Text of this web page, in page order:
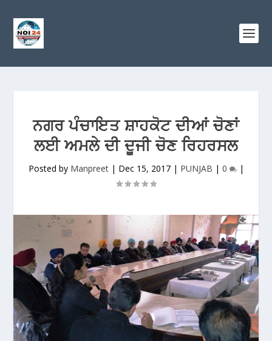
ਨਗਰ ਪੰਚਾਇਤ ਸ਼ਾਹਕੋਟ ਦੀਆਂ ਚੋਣਾਂ
ਲਈ ਅਮਲੇ ਦੀ ਦੂਜੀ ਚੋਣ ਰਿਹਰਸਲ
Posted by Manpreet| Dec 15, 2017| PUNJAB | 0 |